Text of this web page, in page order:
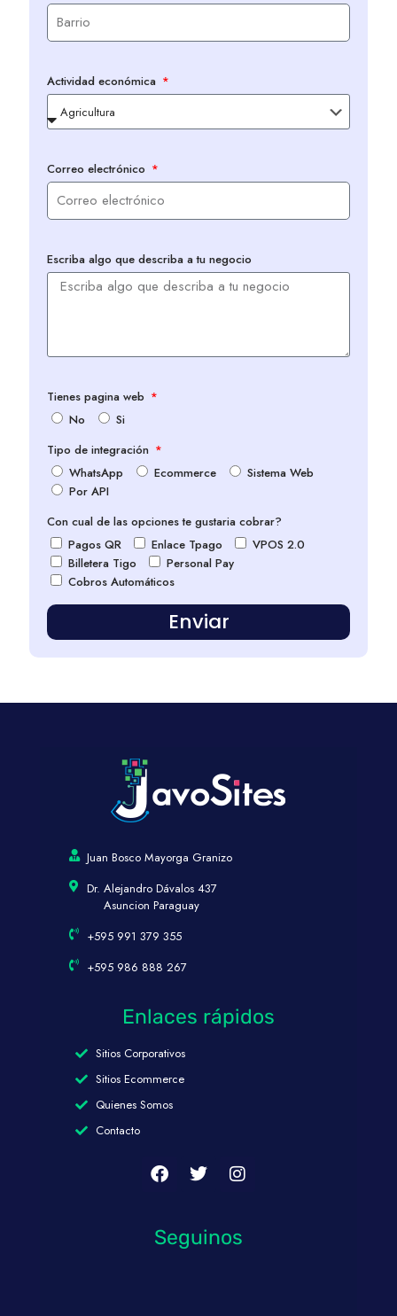
Actividad económica
Correo electrónico
Escriba algo que describa a tu negocio
Tienes pagina web
No
Si
Tipo de integración
WhatsApp
Ecommerce
Sistema Web
Por API
Con cual de las opciones te gustaria cobrar?
Pagos QR
Enlace Tpago
VPOS 2.0
Billetera Tigo
Personal Pay
Cobros Automáticos
Enviar
Juan Bosco Mayorga Granizo
Dr. Alejandro Dávalos 437
Asuncion Paraguay
+595 991 379 355
+595 986 888 267
Enlaces rápidos
Sitios Corporativos
Sitios Ecommerce
Quienes Somos
Contacto
Seguinos